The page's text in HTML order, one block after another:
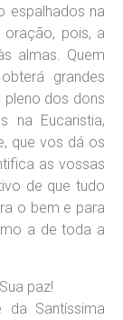
espalhados na
pois, a
almas. Quem
grandes
dos dons
na Eucaristia,
que vos dá os
as vossas
de que tudo
o bem e para
a de toda a
paz!
Santíssima